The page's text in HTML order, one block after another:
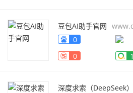
豆包AI助手官网
0
0
1
深度求索（DeepSeek